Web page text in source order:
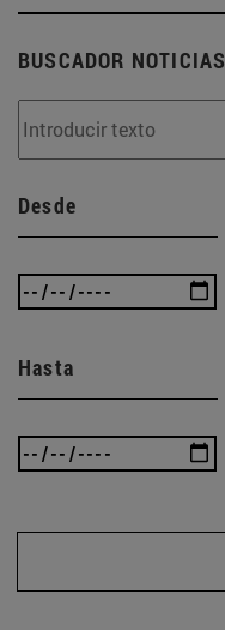
BUSCADOR NOTICIAS
Desde
Hasta